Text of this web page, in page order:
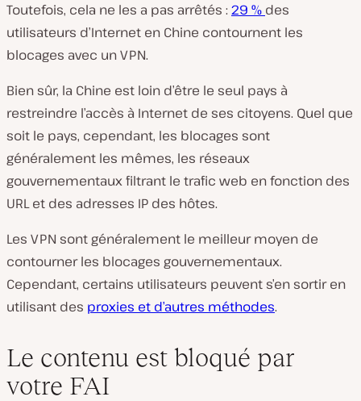
Toutefois, cela ne les a pas arrêtés : 29 % des
utilisateurs d’Internet en Chine contournent les
blocages avec un VPN.
Bien sûr, la Chine est loin d’être le seul pays à
restreindre l’accès à Internet de ses citoyens. Quel que
soit le pays, cependant, les blocages sont
généralement les mêmes, les réseaux
gouvernementaux filtrant le trafic web en fonction des
URL et des adresses IP des hôtes.
Les VPN sont généralement le meilleur moyen de
contourner les blocages gouvernementaux.
Cependant, certains utilisateurs peuvent s’en sortir en
utilisant des proxies et d’autres méthodes.
Le contenu est bloqué par
votre FAI